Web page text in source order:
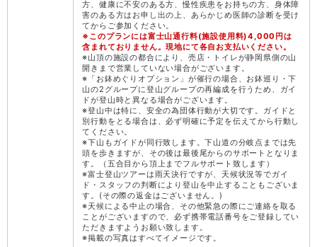
方、健康に不安のある方、慢性疾患をお持ちの方、身体障
害のある方はお申し出の上、あらかじめ医師の診断を受け
てからご参加ください。
※このプランには富士山通行料(施設使用料)4,000円は
含まれておりません。現地にて各自お支払いください。
※山頂の施設の都合により、売店・トイレが静岡県側の山
開きまで営業していない場合がございます。
※「お鉢めぐりオプション」が催行の場合、お鉢巡り・下
山の2グループに登山グループの再編成を行うため、ガイ
ドが登山時と異なる場合がございます。
※登山中は特に、安全の為団体行動が大切です。ガイドと
別行動をとる場合は、必ず明確に予定を伝えてから行動し
てください。
※下山もガイドが同行致します。下山道の分岐点までは先
頭を歩きますが、その後は最後尾からのサポートとなりま
す。（五合目から頂上までフルサポート致します）
※富士登山ツアーは雨天決行ですが、天候状況等でガイ
ド・スタッフの判断により登山を中止することもございま
す。(その際の返金はございません。)
※天候による中止の場合、その他緊急の際にご連絡を取る
ことがございますので、必ず携帯電話番号をご登録してい
ただきますようお願い致します。
※掲載の写真はすべてイメージです。